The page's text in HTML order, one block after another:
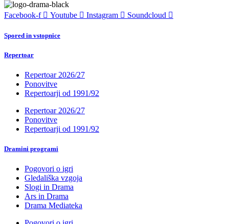
Facebook-f Youtube Instagram Soundcloud
Spored in vstopnice
Repertoar
Repertoar 2026/27
Ponovitve
Repertoarji od 1991/92
Repertoar 2026/27
Ponovitve
Repertoarji od 1991/92
Dramini programi
Pogovori o igri
Gledališka vzgoja
Slogi in Drama
Ars in Drama
Drama Mediateka